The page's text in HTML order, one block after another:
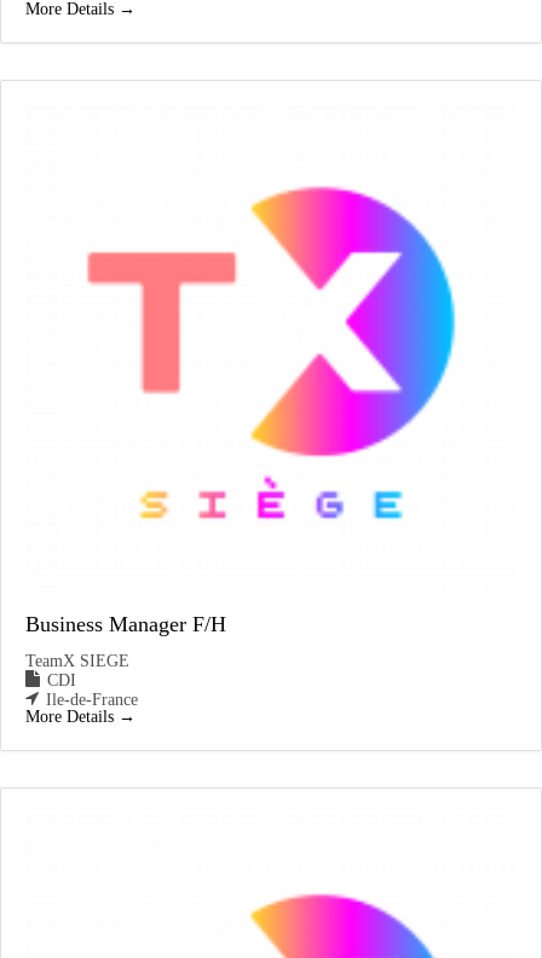
More Details
Business Manager F/H
TeamX SIEGE
CDI
Ile-de-France
More Details